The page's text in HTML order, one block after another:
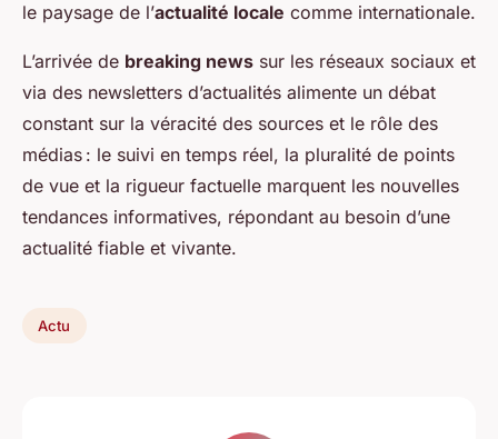
le paysage de l’actualité locale comme internationale.
L’arrivée de breaking news sur les réseaux sociaux et
via des newsletters d’actualités alimente un débat
constant sur la véracité des sources et le rôle des
médias : le suivi en temps réel, la pluralité de points
de vue et la rigueur factuelle marquent les nouvelles
tendances informatives, répondant au besoin d’une
actualité fiable et vivante.
Actu